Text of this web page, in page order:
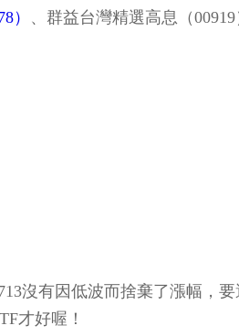
） 、群益台灣精選高息（00919
沒有因低波而捨棄了漲幅，要
才好喔！